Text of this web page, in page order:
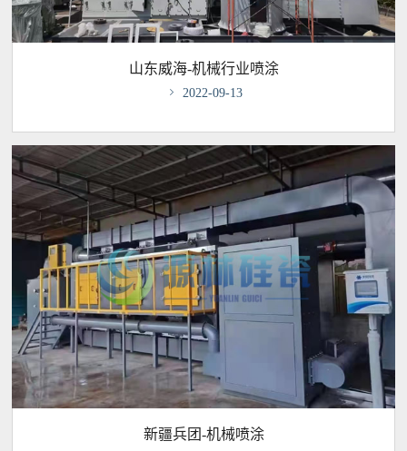
山东威海-机械行业喷涂
 2022-09-13
新疆兵团-机械喷涂